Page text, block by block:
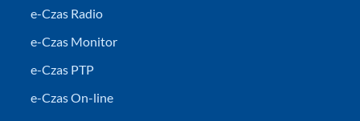
e-Czas Radio
e-Czas Monitor
e-Czas PTP
e-Czas On-line